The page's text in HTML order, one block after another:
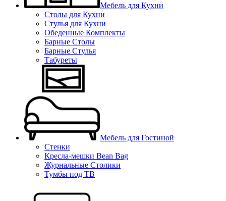
Мебель для Кухни
Столы для Кухни
Стулья для Кухни
Обеденные Комплекты
Барные Столы
Барные Стулья
Табуреты
Мебель для Гостиной
Стенки
Кресла-мешки Bean Bag
Журнальные Столики
Тумбы под ТВ